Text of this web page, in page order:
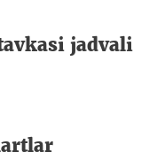
jadvali